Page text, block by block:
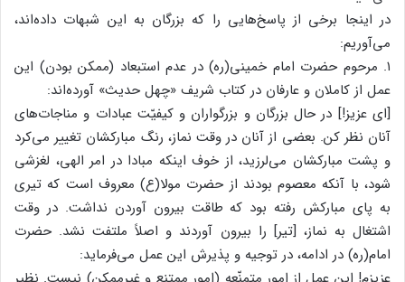
در اینجا برخی از پاسخ‌هایی را که بزرگان به این شبهات داده‌اند،
می‌آوریم:
۱. مرحوم حضرت امام خمینی(ره) در عدم استبعاد (ممکن بودن) این
عمل از کاملان و عارفان در کتاب شریف «چهل حدیث» آورده‌اند:
[ای عزیز!] در حال بزرگان و بزرگواران و کیفیّت عبادات و مناجات‌های
آنان نظر کن. بعضی از آنان در وقت نماز، رنگ مبارکشان تغییر می‌کرد
و پشت مبارکشان می‌لرزید، از خوف اینکه مبادا در امر الهی، لغزشی
شود، با آنکه معصوم بودند از حضرت مولا(ع) معروف است که تیری
به پای مبارکش رفته بود که طاقت بیرون آوردن نداشت. در وقت
اشتغال به نماز، [تیر] را بیرون آوردند و اصلاً ملتفت نشد. حضرت
امام(ره) در ادامه، در توجیه و پذیرش این عمل می‌فرماید: